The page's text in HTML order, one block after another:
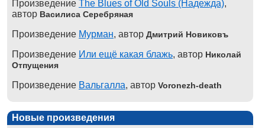
Произведение The Blues of Old Souls (Надежда),
автор Василиса Серебряная
Произведение Мурман, автор Дмитрий Новиковъ
Произведение Или ещё какая блажь, автор Николай
Отпущения
Произведение Вальгалла, автор Voronezh-death
Новые произведения